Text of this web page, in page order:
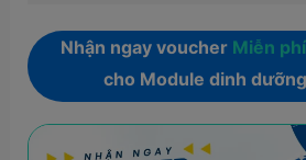
Nhận ngay voucher Miễn
cho Module dinh